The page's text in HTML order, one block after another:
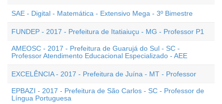
SAE - Digital - Matemática - Extensivo Mega - 3º Bimestre
FUNDEP - 2017 - Prefeitura de Itatiaiuçu - MG - Professor P1
AMEOSC - 2017 - Prefeitura de Guarujá do Sul - SC -
Professor Atendimento Educacional Especializado - AEE
EXCELÊNCIA - 2017 - Prefeitura de Juína - MT - Professor
EPBAZI - 2017 - Prefeitura de São Carlos - SC - Professor de
Língua Portuguesa